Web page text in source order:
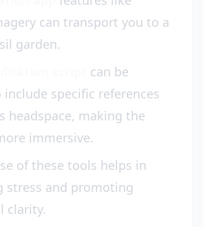
can transport you to a
garden.
can be
specific references
headspace, making the
immersive.
of these tools helps in
stress and promoting
clarity.